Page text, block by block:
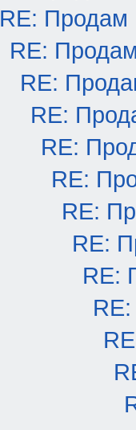
RE: Продам
RE:
RE:
RE:
RE:
RE:
RE:
RE:
RE: